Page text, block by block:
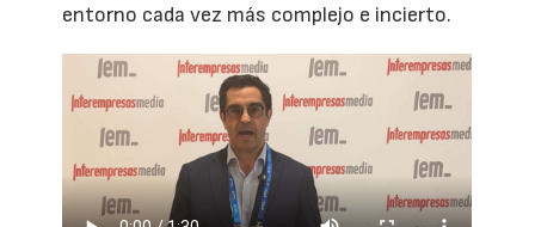
entorno cada vez más complejo e incierto.